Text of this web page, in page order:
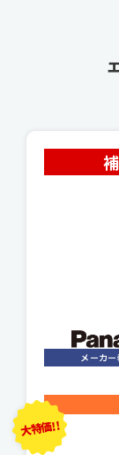
大特価!!
メーカ